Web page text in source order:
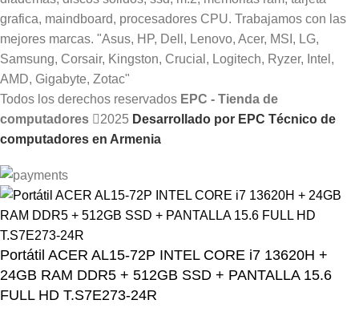
Todos los derechos reservados EPC - Tienda de
computadores
2025 Desarrollado por EPC Técnico de
computadores en Armenia
Portátil ACER AL15-72P INTEL CORE i7 13620H +
24GB RAM DDR5 + 512GB SSD + PANTALLA 15.6
FULL HD T.S7E273-24R